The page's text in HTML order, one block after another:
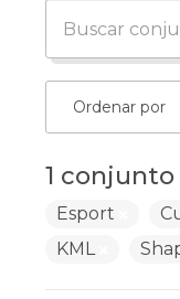
1
Esport
KML